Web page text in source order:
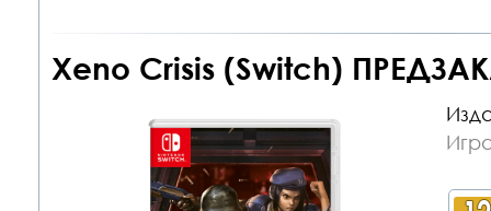
Xeno Crisis (Switch)